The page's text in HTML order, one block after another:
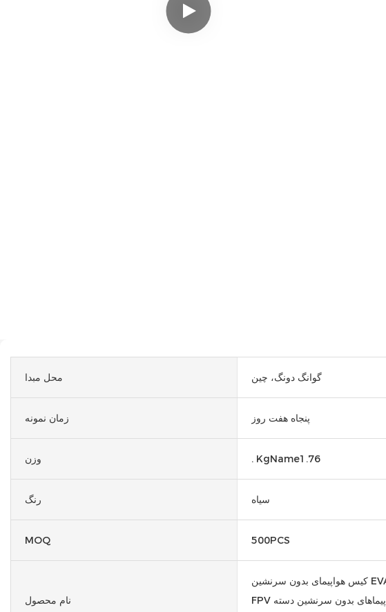
محل مبدا گوانگ دونگ، چین
زمان نمونه پنجاه هفت روز
وزن . KgName1.76
رنگ سیاه
MOQ 500PCS
نام محصول
کیس هواپیمای بدون سرنشین EVA برای DJL
FPV پرواز بیشتر هواپیماهای بدون سرنشین دسته